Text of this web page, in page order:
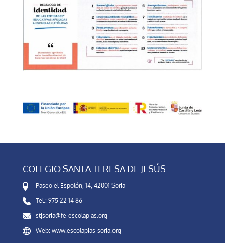
COLEGIO SANTA TERESA DE JESÚS
Paseo el Espolón, 14, 42001 Soria
Tel.: 975 22 14 86
stjsoria@fe-escolapias.org
Web: www.escolapias-soria.org